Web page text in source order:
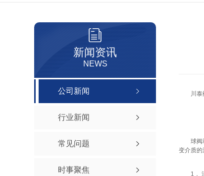
新闻资讯
NEWS
公司新闻
行业新闻
常见问题
时事聚焦
川
球阀
变介质的
1．